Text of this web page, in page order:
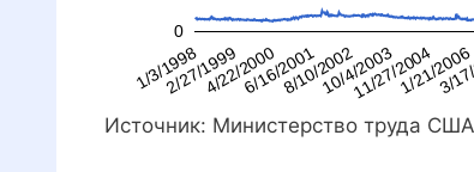
1/3/1998
2/27/19994/22/20006/16/20018/10/200210/4/2003
11/27/20041/21/2006
3/
0
Источник: Министерство труда США